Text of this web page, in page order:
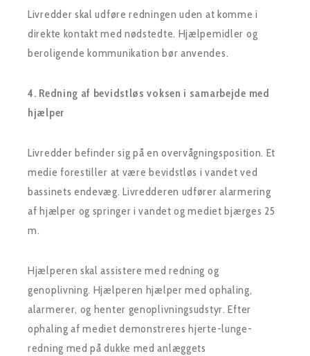
Livredder skal udføre redningen uden at komme i
direkte kontakt med nødstedte. Hjælpemidler og
beroligende kommunikation bør anvendes.
4. Redning af bevidstløs voksen i samarbejde med
hjælper
Livredder befinder sig på en overvågningsposition. Et
medie forestiller at være bevidstløs i vandet ved
bassinets endevæg. Livredderen udfører alarmering
af hjælper og springer i vandet og mediet bjærges 25
m.
Hjælperen skal assistere med redning og
genoplivning. Hjælperen hjælper med ophaling,
alarmerer, og henter genoplivningsudstyr. Efter
ophaling af mediet demonstreres hjerte-lunge-
redning med på dukke med anlæggets